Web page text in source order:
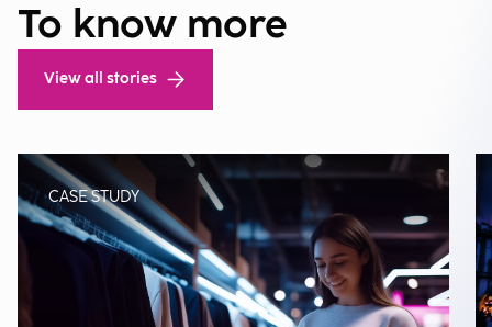
To know more
View all stories
CASE STUDY